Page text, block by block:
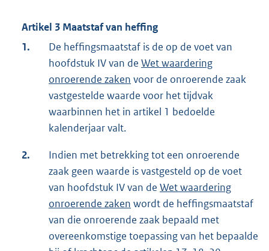
Artikel 3 Maatstaf van heffing
1.
De heffingsmaatstaf is de op de voet van
hoofdstuk IV van de Wet waardering
onroerende zaken voor de onroerende zaak
vastgestelde waarde voor het tijdvak
waarbinnen het in artikel 1 bedoelde
kalenderjaar valt.
2.
Indien met betrekking tot een onroerende
zaak geen waarde is vastgesteld op de voet
van hoofdstuk IV van de Wet waardering
onroerende zaken wordt de heffingsmaatstaf
van die onroerende zaak bepaald met
overeenkomstige toepassing van het bepaalde